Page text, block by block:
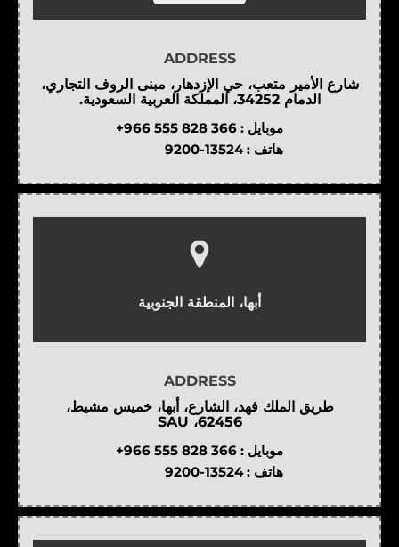
ADDRESS
شارع الأمير متعب، حي الإزدهار، مبنى الروف التجاري،
الدمام 34252، المملكة العربية السعودية.
موبايل : +966 555 828 366
هاتف : 9200-13524
أبها، المنطقة الجنوبية
ADDRESS
طريق الملك فهد، الشارع، أبها، خميس مشيط،
62456، SAU
موبايل : +966 555 828 366
هاتف : 9200-13524